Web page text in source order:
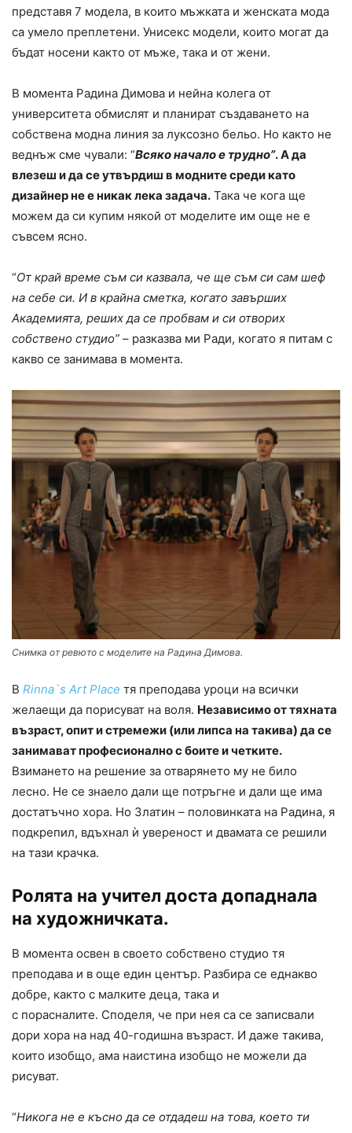
представя 7 модела, в които мъжката и женската мода
са умело преплетени. Унисекс модели, които могат да
бъдат носени както от мъже, така и от жени.
В момента Радина Димова и нейна колега от
университета обмислят и планират създаването на
собствена модна линия за луксозно бельо. Но както не
веднъж сме чували: “Всяко начало е трудно”.Ада
влезеш и да се утвърдиш в модните среди като
дизайнер не е никак лека задача. Така че кога ще
можем да си купим някой от моделите им още не е
съвсем ясно.
“От край време съм си казвала, че ще съм си сам шеф
на себе си. И в крайна сметка, когато завърших
Академията, реших да се пробвам и си отворих
собствено студио” – разказва ми Ради, когато я питам с
какво се занимава в момента.
Снимка от ревюто с моделите на Радина Димова.
В Rinna`s ArtPlace тя преподава уроци на всички
желаещи да порисуват на воля. Независимо от тяхната
възраст, опит и стремежи (или липса на такива) да се
занимават професионалнo с боите и четките.
Взимането на решение за отварянето му не било
лесно. Не се знаело дали ще потръгне и дали ще има
достатъчно хора. Но Златин – половинката на Радина, я
подкрепил, вдъхнал ѝ увереност и двамата се решили
на тази крачка.
Ролята на учител доста допаднала
на художничката.
В момента освен в своето собствено студио тя
преподава и в още един център. Разбира се еднакво
добре, както с малките деца, така и
с порасналите. Споделя, че при нея са се записвали
дори хора на над 40-годишна възраст. И даже такива,
които изобщо, ама наистина изобщо не можели да
рисуват.
“Никога не е късно да се отдадеш на това, което ти